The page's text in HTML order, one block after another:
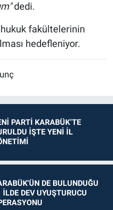
dedi.
fakültelerinin
hedefleniyor.
PARTİ KARABÜK’TE
İŞTE YENİ İL
DE BULUNDUĞU
İLDE DEV UYUŞTURUCU